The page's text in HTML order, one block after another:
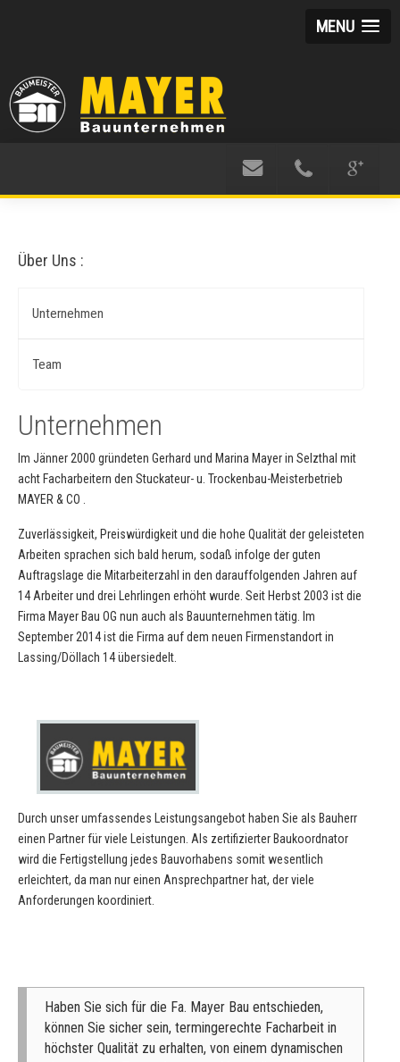
MENU
Über Uns :
Unternehmen
Team
Unternehmen
Im Jänner 2000 gründeten Gerhard und Marina Mayer in Selzthal mit
acht Facharbeitern den Stuckateur- u. Trockenbau-Meisterbetrieb
MAYER & CO .
Zuverlässigkeit, Preiswürdigkeit und die hohe Qualität der geleisteten
Arbeiten sprachen sich bald herum, sodaß infolge der guten
Auftragslage die Mitarbeiterzahl in den darauffolgenden Jahren auf
14 Arbeiter und drei Lehrlingen erhöht wurde. Seit Herbst 2003 ist die
Firma Mayer Bau OG nun auch als Bauunternehmen tätig. Im
September 2014 ist die Firma auf dem neuen Firmenstandort in
Lassing/Döllach 14 übersiedelt.
Durch unser umfassendes Leistungsangebot haben Sie als Bauherr
einen Partner für viele Leistungen. Als zertifizierter Baukoordnator
wird die Fertigstellung jedes Bauvorhabens somit wesentlich
erleichtert, da man nur einen Ansprechpartner hat, der viele
Anforderungen koordiniert.
Haben Sie sich für die Fa. Mayer Bau entschieden,
können Sie sicher sein, termingerechte Facharbeit in
höchster Qualität zu erhalten, von einem dynamischen